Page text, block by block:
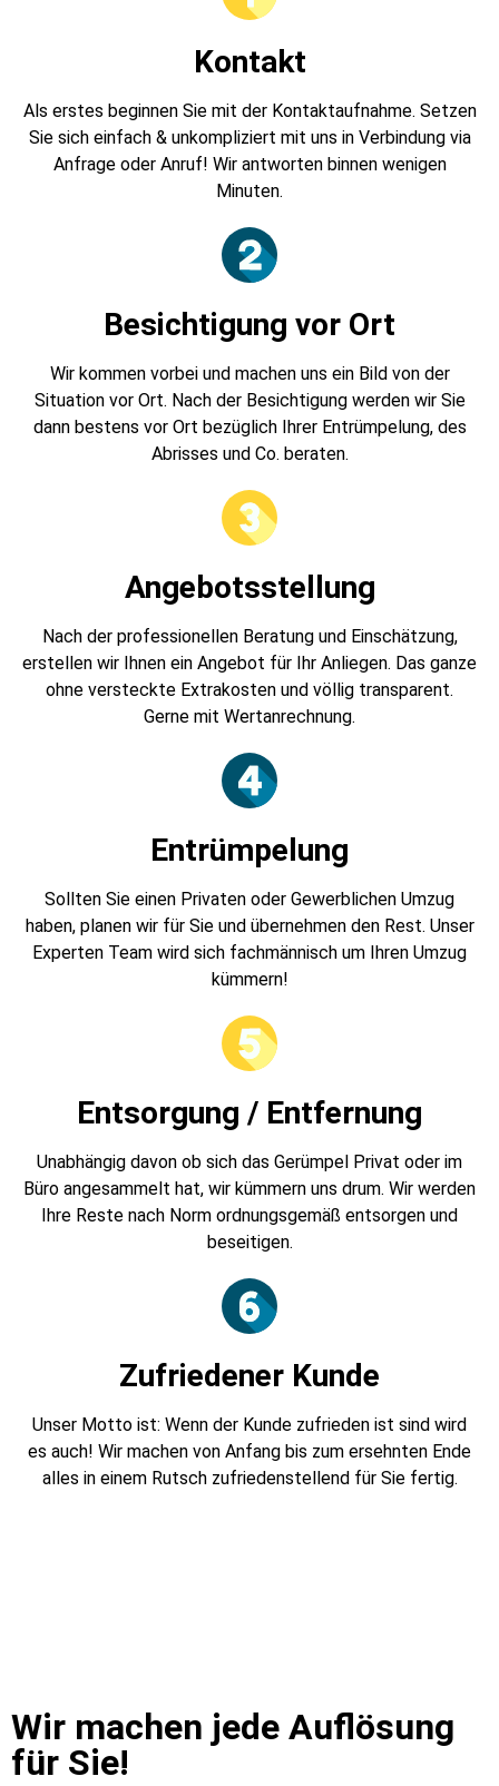
Kontakt
Als erstes beginnen Sie mit der Kontaktaufnahme. Setzen
Sie sich einfach & unkompliziert mit uns in Verbindung via
Anfrage oder Anruf! Wir antworten binnen wenigen
Minuten.
Besichtigung vor Ort
Wir kommen vorbei und machen uns ein Bild von der
Situation vor Ort. Nach der Besichtigung werden wir Sie
dann bestens vor Ort bezüglich Ihrer Entrümpelung, des
Abrisses und Co. beraten.
Angebotsstellung
Nach der professionellen Beratung und Einschätzung,
erstellen wir Ihnen ein Angebot für Ihr Anliegen. Das ganze
ohne versteckte Extrakosten und völlig transparent.
Gerne mit Wertanrechnung.
Entrümpelung
Sollten Sie einen Privaten oder Gewerblichen Umzug
haben, planen wir für Sie und übernehmen den Rest. Unser
Experten Team wird sich fachmännisch um Ihren Umzug
kümmern!
Entsorgung / Entfernung
Unabhängig davon ob sich das Gerümpel Privat oder im
Büro angesammelt hat, wir kümmern uns drum. Wir werden
Ihre Reste nach Norm ordnungsgemäß entsorgen und
beseitigen.
Zufriedener Kunde
Unser Motto ist: Wenn der Kunde zufrieden ist sind wird
es auch! Wir machen von Anfang bis zum ersehnten Ende
alles in einem Rutsch zufriedenstellend für Sie fertig.
Wir machen jede Auflösung
für Sie!​